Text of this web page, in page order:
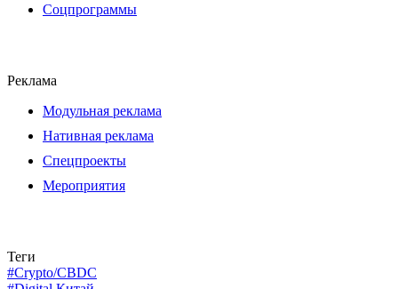
Соцпрограммы
Реклама
Модульная реклама
Нативная реклама
Спецпроекты
Мероприятия
Теги
#Crypto/CBDC